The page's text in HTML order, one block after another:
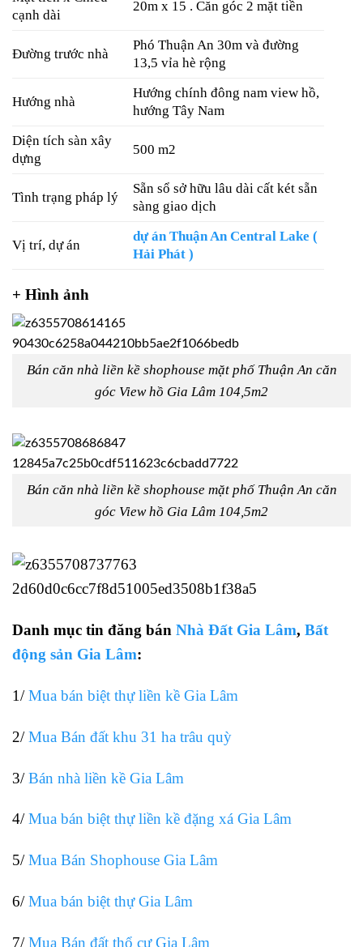
cạnh dài
20m x 15 . Căn góc 2 mặt tiền
Đường trước nhà
Phó Thuận An 30m và đường
13,5 vỉa hè rộng
Hướng nhà
Hướng chính đông nam view hồ,
hướng Tây Nam
Diện tích sàn xây
dựng
500 m2
Tình trạng pháp lý
Sẵn sổ sở hữu lâu dài cất két sẵn
sàng giao dịch
Vị trí, dự án
dự án Thuận An Central Lake (
Hải Phát )
+ Hình ảnh
Bán căn nhà liền kề shophouse mặt phố Thuận An căn
góc View hồ Gia Lâm 104,5m2
Bán căn nhà liền kề shophouse mặt phố Thuận An căn
góc View hồ Gia Lâm 104,5m2
Danh mục tin đăng bán Nhà Đất Gia Lâm, Bất
động sản Gia Lâm:
1/Mua bán biệt thự liền kề Gia Lâm
2/Mua Bán đất khu 31 ha trâu quỳ
3/Bán nhà liền kề Gia Lâm
4/Mua bán biệt thự liền kề đặng xá Gia Lâm
5/Mua Bán Shophouse Gia Lâm
6/Mua bán biệt thự Gia Lâm
7/Mua Bán đất thổ cư Gia Lâm